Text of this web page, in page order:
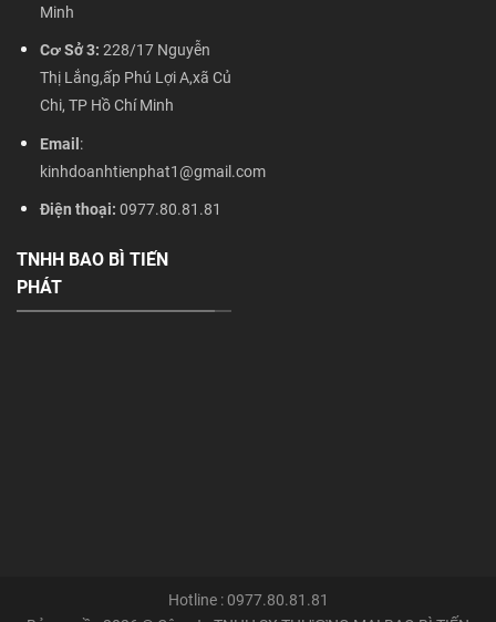
Minh
Cơ Sở 3: 228/17 Nguyễn
Thị Lắng,ấp Phú Lợi A,xã Củ
Chi, TP Hồ Chí Minh
Email :
kinhdoanhtienphat1@gmail.com
Điện thoại: 0977.80.81.81
TNHH BAO BÌ TIẾN
PHÁT
Hotline : 0977.80.81.81